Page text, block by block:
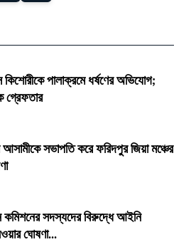
কিশোরীকে পালাক্রমে ধর্ষণের অভিযোগ;
গ্রেফতার
আসামীকে সভাপতি করে ফরিদপুর জিয়া মঞ্চের
কমিশনের সদস্যদের বিরুদ্ধে আইনি
ঘোষণা...